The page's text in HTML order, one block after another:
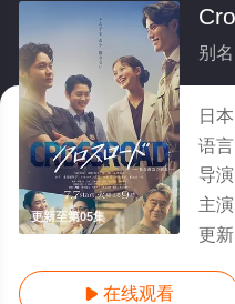
更新至第05集
日本
语言
导演
主演
更新
 在线观看